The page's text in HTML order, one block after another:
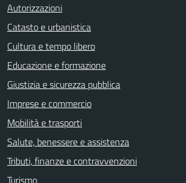
Autorizzazioni
Catasto e urbanistica
Cultura e tempo libero
Educazione e formazione
Giustizia e sicurezza pubblica
Imprese e commercio
Mobilità e trasporti
Salute, benessere e assistenza
Tributi, finanze e contravvenzioni
Turismo